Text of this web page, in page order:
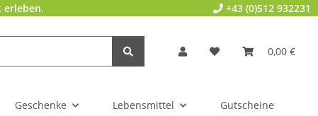
erleben. +43 (0)512 932231
0,00 €
Geschenke Lebensmittel Gutscheine